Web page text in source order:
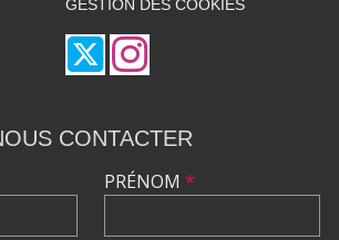
GESTION DES COOKIES
CONTACTER
PRÉNOM *